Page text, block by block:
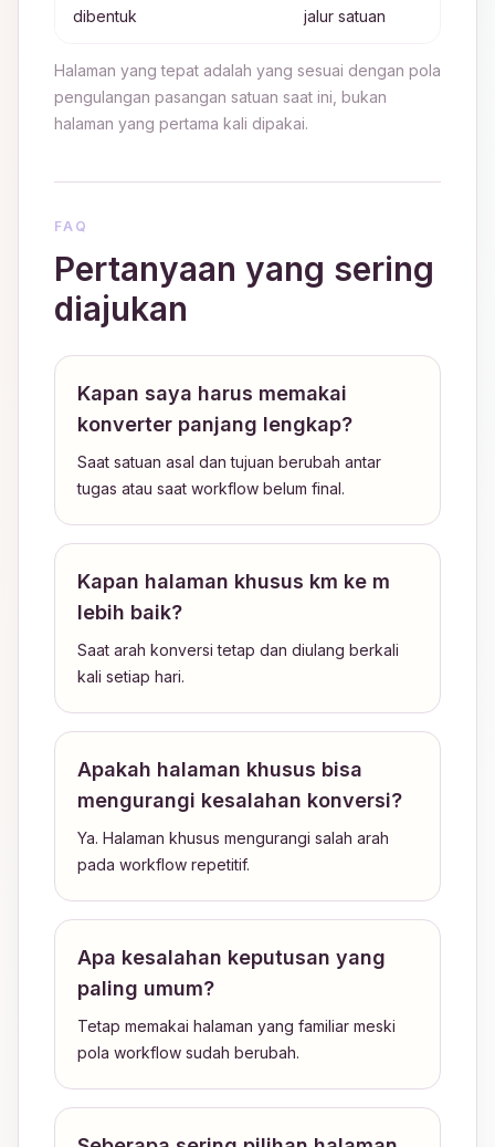
dibentuk
jalur satuan
Halaman yang tepat adalah yang sesuai dengan pola
pengulangan pasangan satuan saat ini, bukan
halaman yang pertama kali dipakai.
FAQ
Pertanyaan yang sering
diajukan
Kapan saya harus memakai
konverter panjang lengkap?
Saat satuan asal dan tujuan berubah antar
tugas atau saat workflow belum final.
Kapan halaman khusus km ke m
lebih baik?
Saat arah konversi tetap dan diulang berkali
kali setiap hari.
Apakah halaman khusus bisa
mengurangi kesalahan konversi?
Ya. Halaman khusus mengurangi salah arah
pada workflow repetitif.
Apa kesalahan keputusan yang
paling umum?
Tetap memakai halaman yang familiar meski
pola workflow sudah berubah.